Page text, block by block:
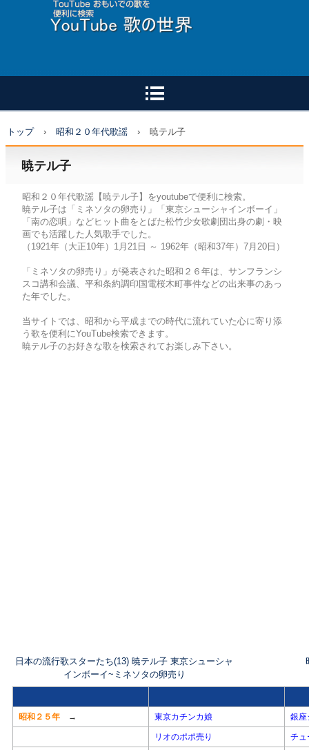
トップ › 昭和２０年代歌謡 › 暁テル子
暁テル子
昭和２０年代歌謡【暁テル子】をyoutubeで便利に検索。
暁テル子は「ミネソタの卵売り」「東京シューシャインボーイ」
「南の恋唄」などヒット曲をとばた松竹少女歌劇団出身の劇・映
画でも活躍した人気歌手でした。
（1921年（大正10年）1月21日 ～ 1962年（昭和37年）7月20日）
「ミネソタの卵売り」が発表された昭和２６年は、サンフランシ
スコ講和会議、平和条約調印国電桜木町事件などの出来事のあっ
た年でした。
当サイトでは、昭和から平成までの時代に流れていた心に寄り添
う歌を便利にYouTube検索できます。
暁テル子のお好きな歌を検索されてお楽しみ下さい。
日本の流行歌スターたち(13) 暁テル子 東京シューシャ
インボーイ~ミネソタの卵売り
昭和２５年 → 東京カチンカ娘 銀座
リオのポポ売り チュ